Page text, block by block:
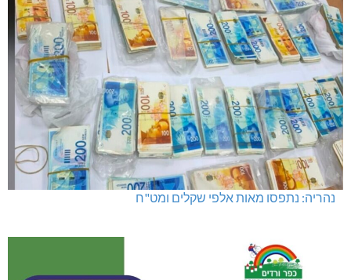
נהריה: נתפסו מאות אלפי שקלים ומט"ח